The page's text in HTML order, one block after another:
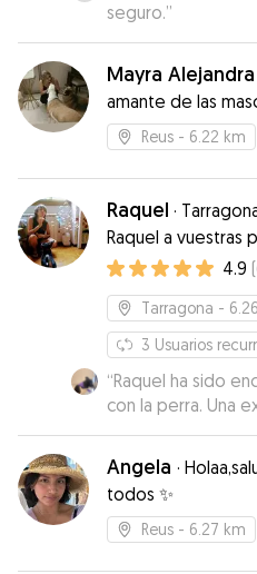
seguro.”
Mayra Alejandra
amante de las
Reus - 6.22 km
Raquel ·
Raquel a vuestras
4.9 (
Tarragona -
3 Usuarios
“Raquel ha sido
con la perra. Una
gusto que haya
nuestras
Raquel será
Angela ·
todos ✨
Reus - 6.27 km